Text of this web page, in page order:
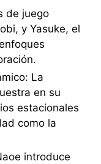
de juego
y Yasuke, el
La
en su
estacionales
como la
introduce